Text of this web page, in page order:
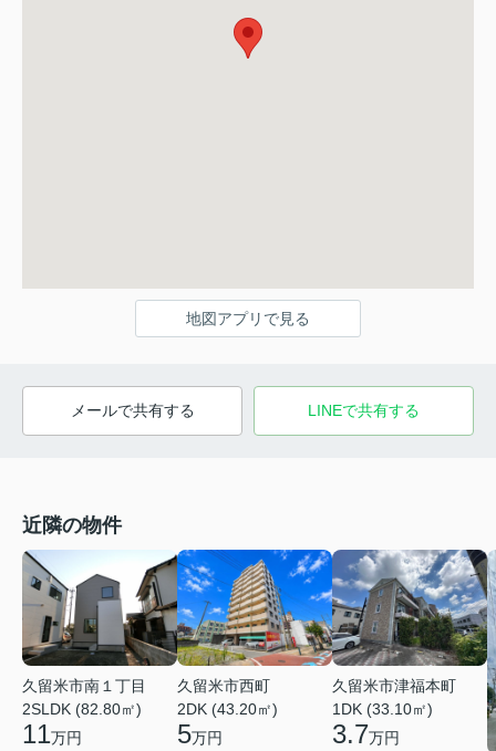
地図アプリで見る
メールで共有する LINEで共有する
近隣の物件
久留米市南１丁目
2SLDK (82.80㎡)
11万円
久留米市西町
2DK (43.20㎡)
5万円
久留米市津福本町
1DK (33.10㎡)
3.7万円